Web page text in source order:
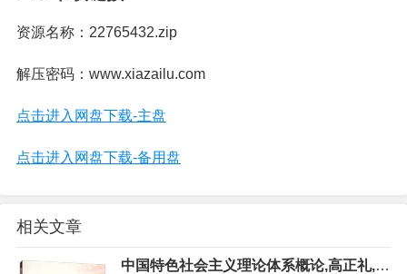
资源名称：22765432.zip
解压密码：www.xiazailu.com
点击进入网盘下载-主盘
点击进入网盘下载-备用盘
相关文章
中国特色社会主义理论体系概论,高正礼,P